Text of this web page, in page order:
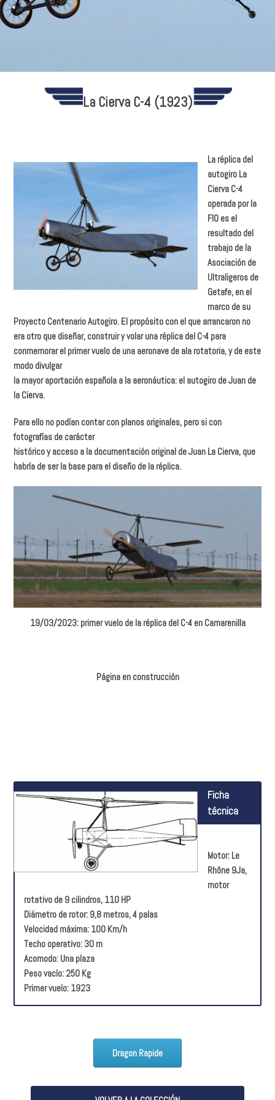
La Cierva C-4 (1923)
La réplica del
autogiro La
Cierva C-4
operada por la
FIO es el
resultado del
trabajo de la
Asociación de
Ultraligeros de
Getafe, en el
marco de su
Proyecto Centenario Autogiro. El propósito con el que arrancaron no
era otro que diseñar, construir y volar una réplica del C-4 para
conmemorar el primer vuelo de una aeronave de ala rotatoria, y de este
modo divulgar
la mayor aportación española a la aeronáutica: el autogiro de Juan de
la Cierva.
Para ello no podían contar con planos originales, pero si con
fotografías de carácter
histórico y acceso a la documentación original de Juan La Cierva, que
habría de ser la base para el diseño de la réplica.
19/03/2023: primer vuelo de la réplica del C-4 en Camarenilla
Página en construcción
Ficha
técnica
Motor: Le
Rhône 9Ja,
motor
rotativo de 9 cilindros, 110 HP
Diámetro de rotor: 9,8 metros, 4 palas
Velocidad máxima: 100 Km/h
Techo operativo: 30 m
Acomodo: Una plaza
Peso vacío: 250 Kg
Primer vuelo: 1923
Dragon Rapide